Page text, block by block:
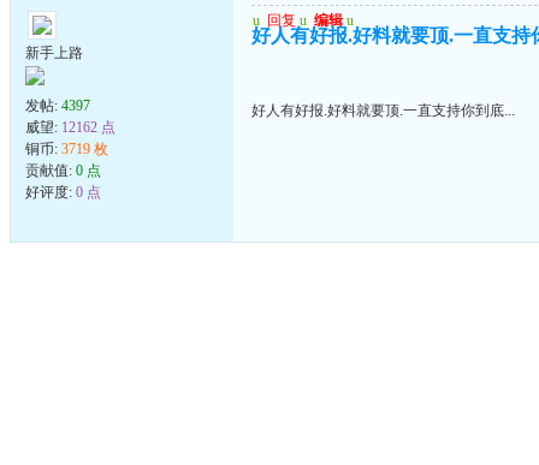
新手上路
发帖: 4397
威望: 12162 点
铜币: 3719 枚
贡献值: 0 点
好评度: 0 点
u 回复 u 编辑 u
好人有好报.好料就要顶.一直支持
好人有好报.好料就要顶.一直支持你到底...